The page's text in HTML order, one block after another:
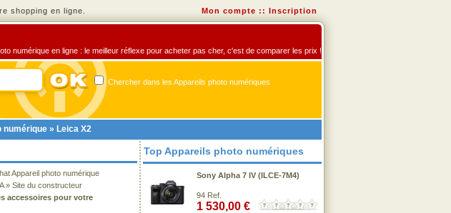
shopping en ligne. Mon compte :: Inscription
numérique en ligne : le meilleur réflexe pour acheter pas cher, c'est de comparer les prix !
Chercher dans les Appareils photo numériques
numérique » Leica X2
Appareil photo numérique
» Site du constructeur
accessoires pour votre
Top Appareils photo numériques
Sony Alpha 7 IV (ILCE-7M4)
94 Ref.
1 530,00 €